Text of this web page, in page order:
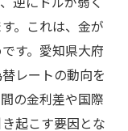
。これは、金が
す。愛知県大府
レートの動向を
の金利差や国際
起こす要因とな